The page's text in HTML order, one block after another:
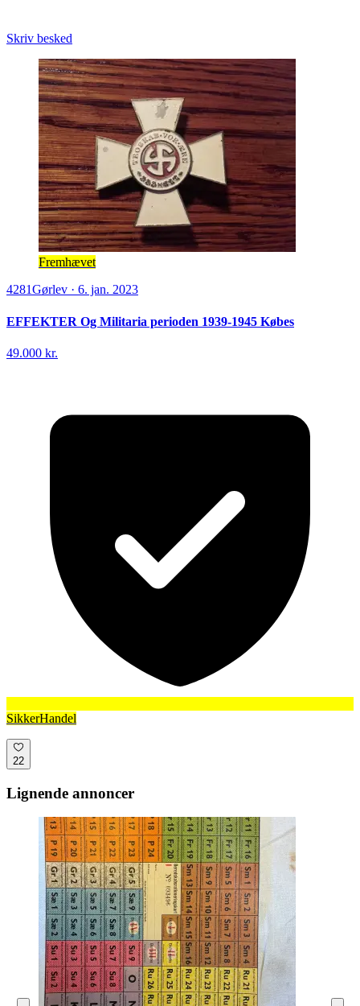
Skriv besked
Fremhævet
4281Gørlev · 6. jan. 2023
EFFEKTER Og Militaria perioden 1939-1945 Købes
49.000 kr.
SikkerHandel
22
Lignende annoncer